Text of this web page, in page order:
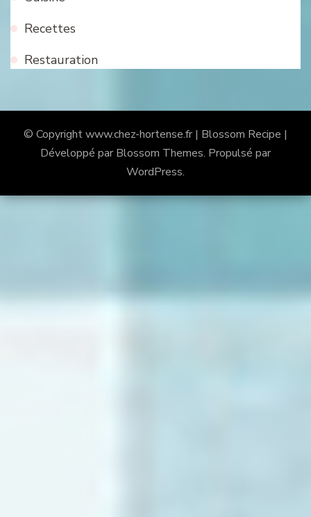
Recettes
Restauration
© Copyrightwww.chez-hortense.fr | Blossom Recipe |
Développé par Blossom Themes. Propulsé par
WordPress.